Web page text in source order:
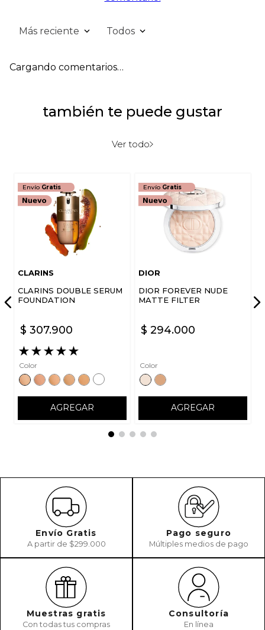
Más reciente Todos
Cargando comentarios…
también te puede gustar
Ver todo
Envío Gratis
CLARINS
CLARINS DOUBLE SERUM
FOUNDATION
$ 307.900
★★★★★
Color
AGREGAR
Envío Gratis
DIOR
DIOR FOREVER NUDE
MATTE FILTER
$ 294.000
Color
AGREGAR
Envío Gratis
A partir de $299.000
Pago seguro
Múltiples medios de pago
Muestras gratis
Con todas tus compras
Consultoría
En línea